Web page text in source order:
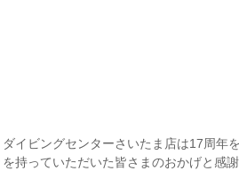
イビングセンターさいたま店は17周年を
持っていただいた皆さまのおかげと感謝